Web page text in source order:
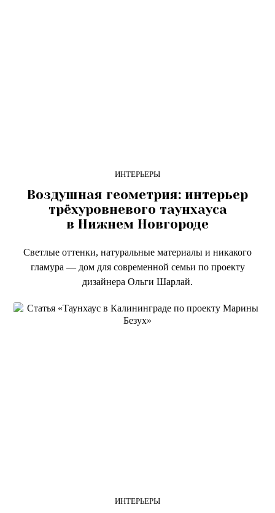
ИНТЕРЬЕРЫ
Воздушная геометрия: интерьер
трёхуровневого таунхауса
в Нижнем Новгороде
Светлые оттенки, натуральные материалы и никакого
гламура — дом для современной семьи по проекту
дизайнера Ольги Шарлай.
ИНТЕРЬЕРЫ